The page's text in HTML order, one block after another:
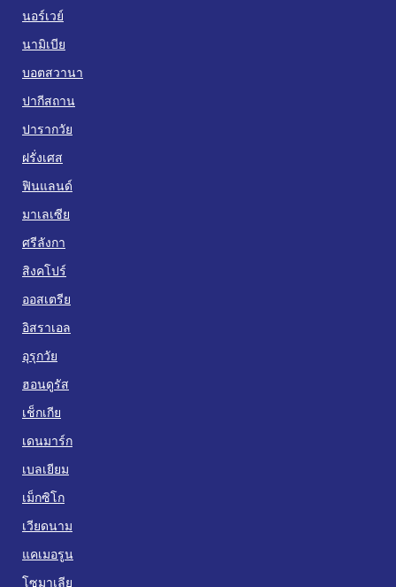
นอร์เวย์
นามิเบีย
บอตสวานา
ปากีสถาน
ปารากวัย
ฝรั่งเศส
ฟินแลนด์
มาเลเซีย
ศรีลังกา
สิงคโปร์
ออสเตรีย
อิสราเอล
อุรุกวัย
ฮอนดูรัส
เช็กเกีย
เดนมาร์ก
เบลเยียม
เม็กซิโก
เวียดนาม
แคเมอรูน
โซมาเลีย